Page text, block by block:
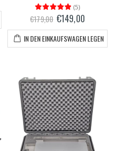
(5)
€179,00 €149,00
IN DEN EINKAUFSWAGEN LEGEN